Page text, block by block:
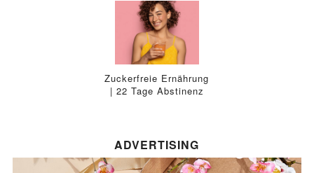
Zuckerfreie Ernährung
| 22 Tage Abstinenz
ADVERTISING